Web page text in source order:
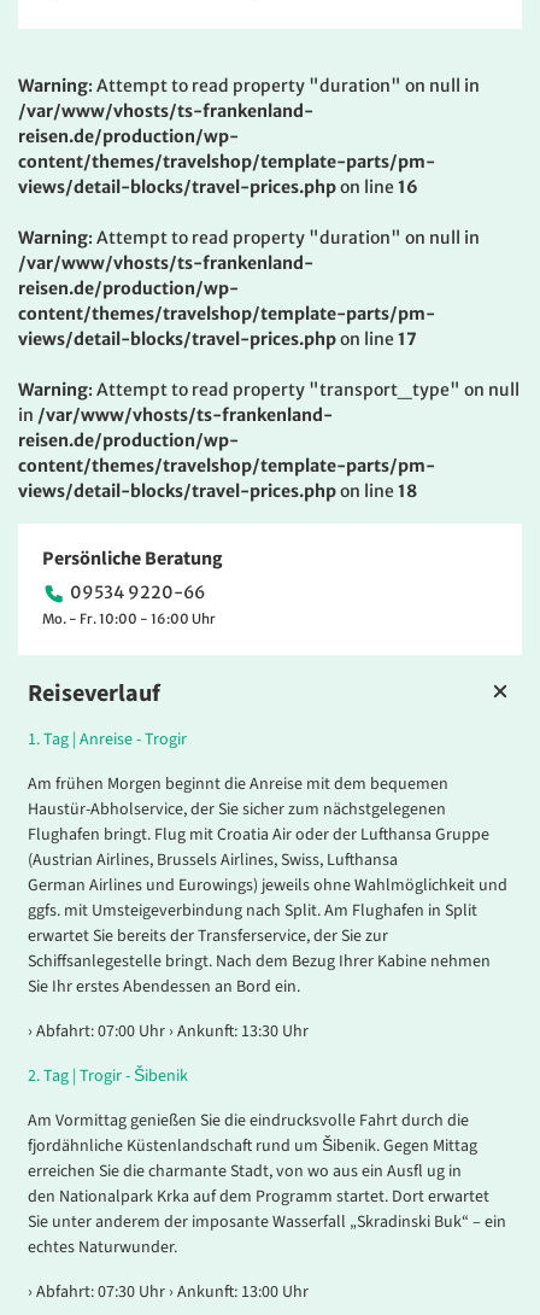
Reiseverlauf
1.Tag | Anreise - Trogir
Am frühen Morgen beginnt die Anreise mit dem bequemen
Haustür-Abholservice, der Sie sicher zum nächstgelegenen
Flughafen bringt. Flug mit Croatia Air oder der Lufthansa Gruppe
(Austrian Airlines, Brussels Airlines, Swiss, Lufthansa
German Airlines und Eurowings) jeweils ohne Wahlmöglichkeit und
ggfs. mit Umsteigeverbindung nach Split. Am Flughafen in Split
erwartet Sie bereits der Transferservice, der Sie zur
Schiffsanlegestelle bringt. Nach dem Bezug Ihrer Kabine nehmen
Sie Ihr erstes Abendessen an Bord ein.
› Abfahrt: 07:00 Uhr › Ankunft: 13:30 Uhr
2.Tag | Trogir - Šibenik
Am Vormittag genießen Sie die eindrucksvolle Fahrt durch die
fjordähnliche Küstenlandschaft rund um Šibenik. Gegen Mittag
erreichen Sie die charmante Stadt, von wo aus ein Ausfl ug in
den Nationalpark Krka auf dem Programm startet. Dort erwartet
Sie unter anderem der imposante Wasserfall „Skradinski Buk“ – ein
echtes Naturwunder.
› Abfahrt: 07:30 Uhr › Ankunft: 13:00 Uhr
Warning: Attempt to read property "duration" on null in
/var/www/vhosts/ts-frankenland-
reisen.de/production/wp-
content/themes/travelshop/template-parts/pm-
views/detail-blocks/travel-prices.phpon line 16
Warning: Attempt to read property "duration" on null in
/var/www/vhosts/ts-frankenland-
reisen.de/production/wp-
content/themes/travelshop/template-parts/pm-
views/detail-blocks/travel-prices.phpon line 17
Warning: Attempt to read property "transport_type" on null
in /var/www/vhosts/ts-frankenland-
reisen.de/production/wp-
content/themes/travelshop/template-parts/pm-
views/detail-blocks/travel-prices.phpon line 18
Persönliche Beratung
09534 9220-66
Mo. - Fr. 10:00 - 16:00 Uhr